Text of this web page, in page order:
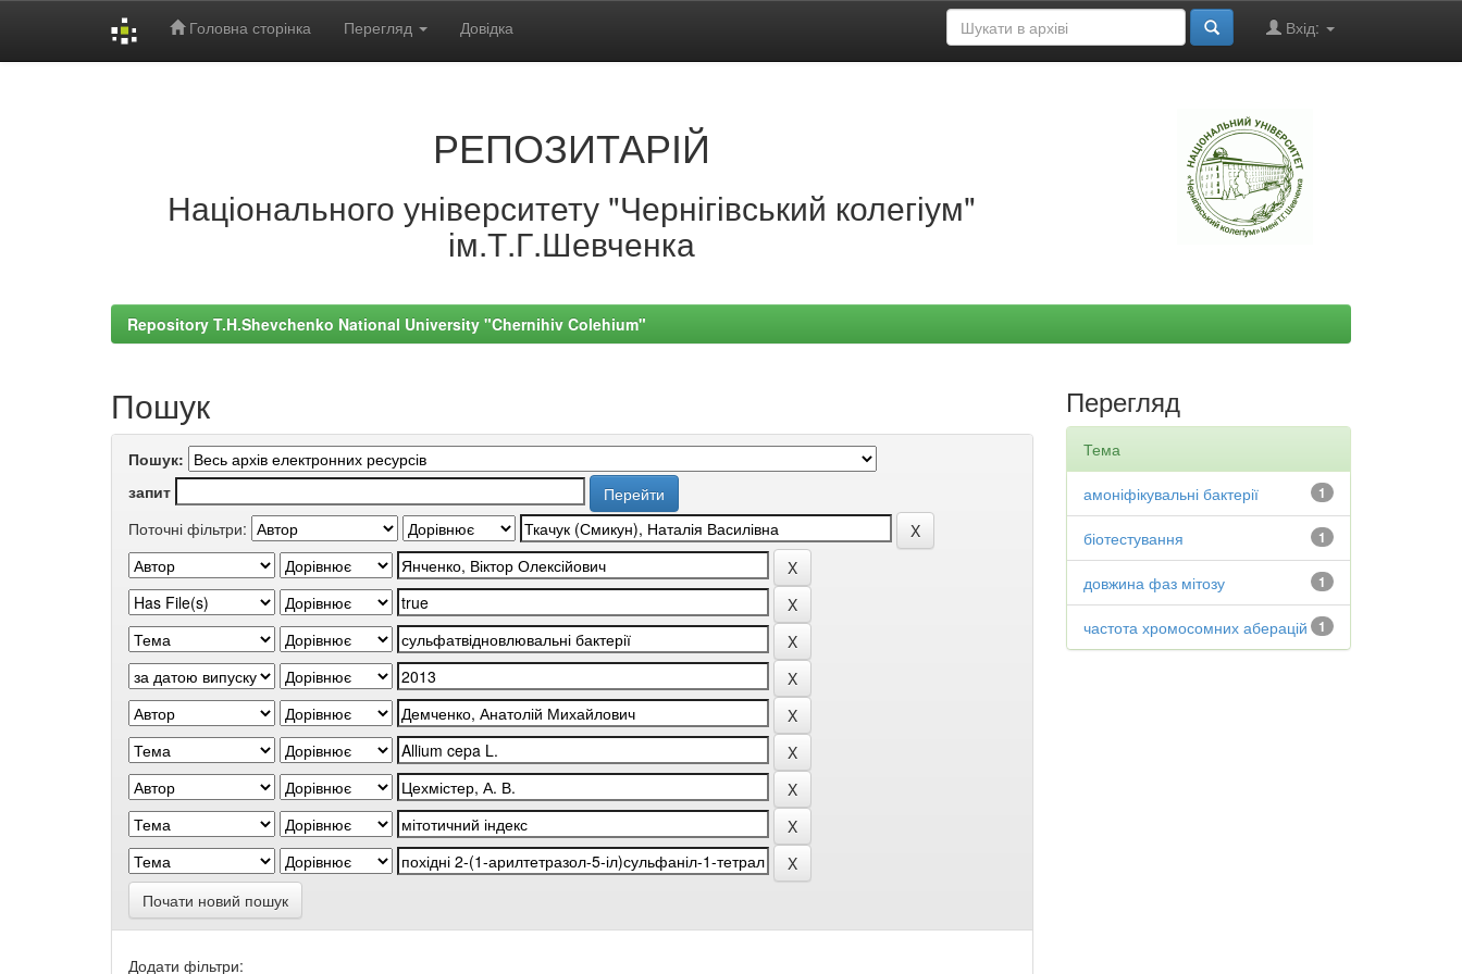
Головна сторінка Перегляд Довідка Вхід:
РЕПОЗИТАРІЙ
Національного університету "Чернігівський колегіум"
ім.Т.Г.Шевченка
Repository T.H.Shevchenko National University "Chernihiv Colehium"
Пошук
Пошук:
запит
Поточні фільтри:
Почати новий пошук
Додати фільтри:
Перегляд
Тема
1
амоніфікувальні бактерії
1
біотестування
1
довжина фаз мітозу
1
частота хромосомних аберацій